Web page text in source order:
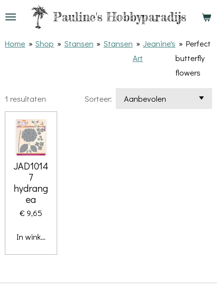
Ga
naar
Pauline'sHobbyparadijs
Home » Shop » Stansen » Stansen » Jeanine's
Art
» Perfect
butterfly
flowers
1 resultaten Sorteer:
JAD1014
7
hydrang
ea
€ 9,65
In winkelwagen